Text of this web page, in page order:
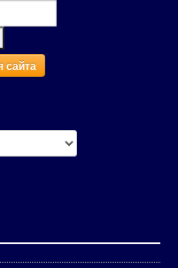
сайта